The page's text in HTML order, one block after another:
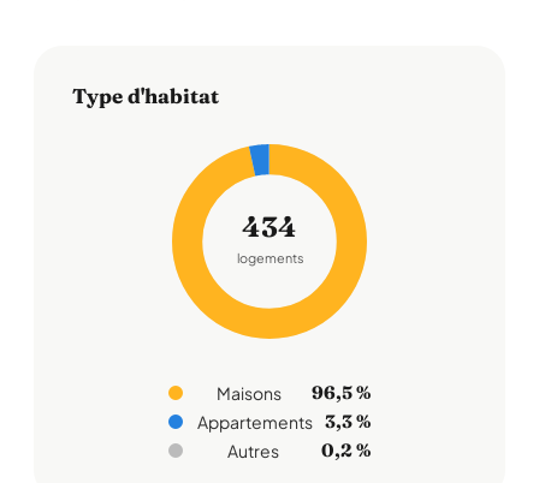
Type d'habitat
434
logements
Maisons 96,5 %
Appartements 3,3 %
Autres 0,2 %